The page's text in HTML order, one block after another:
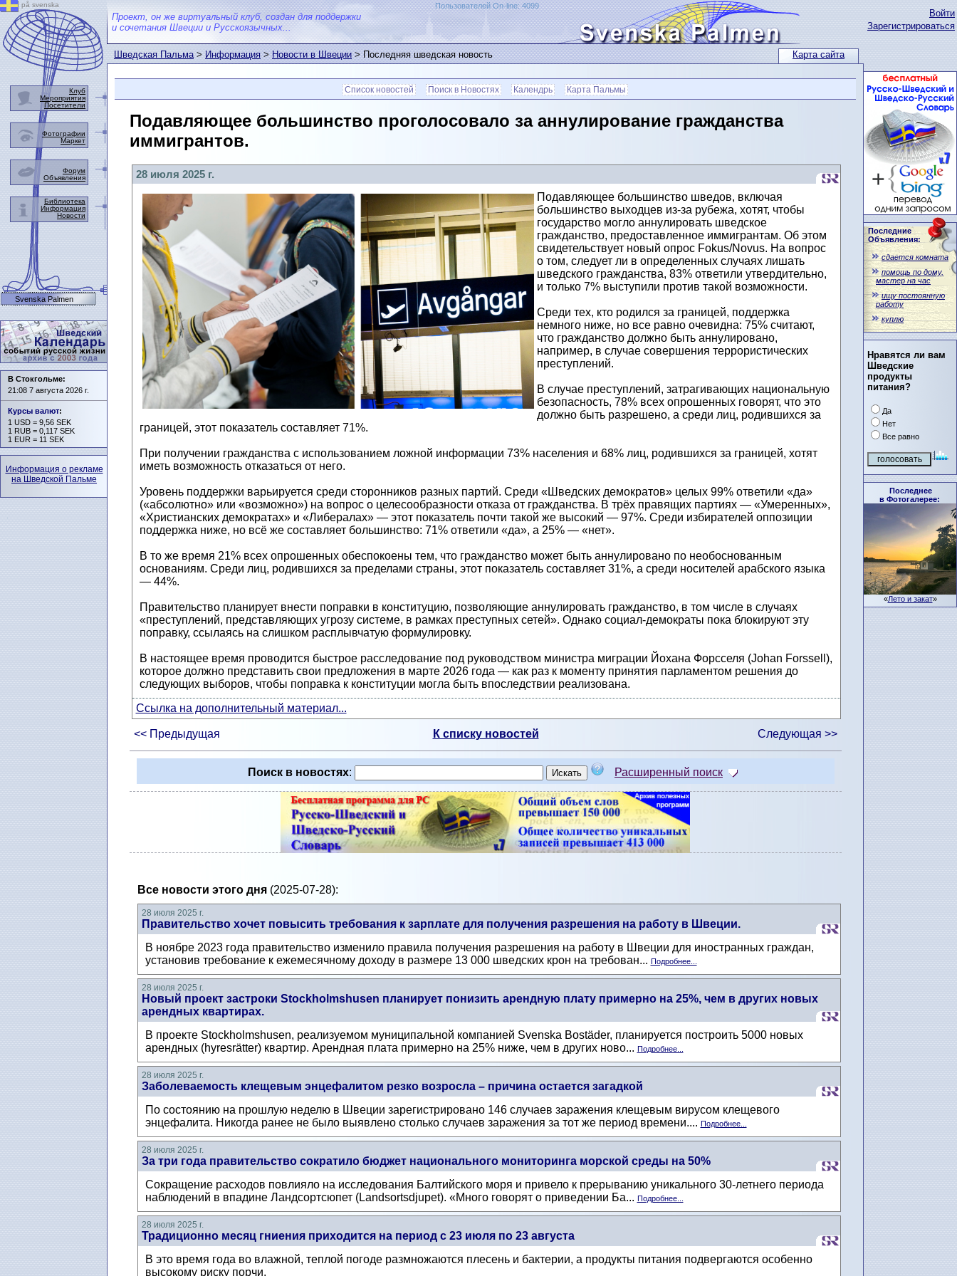
Карта сайта
Войти
Зарегистрироваться
Последние
Объявления:
сдается комната
помощь по дому,
мастер на час
ищу постоянную
работу
куплю
Нравятся ли вам
Шведские
продукты
питания?
Да
Нет
Все равно
Последнее
в Фотогалерее:
«Лето и закат»
Проект, он же виртуальный клуб, создан для поддержки
и сочетания Швеции и Русскоязычных...
Пользователей On-line: 4099
Шведская Пальма>Информация>Новости в Швеции> Последняя шведская новость
Список новостей Поиск в Новостях Календрь Карта Пальмы
Подавляющее большинство проголосовало за аннулирование гражданства
иммигрантов.
28 июля 2025 г.
Подавляющее большинство шведов, включая
большинство выходцев из-за рубежа, хотят, чтобы
государство могло аннулировать шведское
гражданство, предоставленное иммигрантам. Об этом
свидетельствует новый опрос Fokus/Novus. На вопрос
о том, следует ли в определенных случаях лишать
шведского гражданства, 83% ответили утвердительно,
и только 7% выступили против такой возможности.
Среди тех, кто родился за границей, поддержка
немного ниже, но все равно очевидна: 75% считают,
что гражданство должно быть аннулировано,
например, в случае совершения террористических
преступлений.
В случае преступлений, затрагивающих национальную
безопасность, 78% всех опрошенных говорят, что это
должно быть разрешено, а среди лиц, родившихся за
границей, этот показатель составляет 71%.
При получении гражданства с использованием ложной информации 73% населения и 68% лиц, родившихся за границей, хотят
иметь возможность отказаться от него.
Уровень поддержки варьируется среди сторонников разных партий. Среди «Шведских демократов» целых 99% ответили «да»
(«абсолютно» или «возможно») на вопрос о целесообразности отказа от гражданства. В трёх правящих партиях — «Умеренных»,
«Христианских демократах» и «Либералах» — этот показатель почти такой же высокий — 97%. Среди избирателей оппозиции
поддержка ниже, но всё же составляет большинство: 71% ответили «да», а 25% — «нет».
В то же время 21% всех опрошенных обеспокоены тем, что гражданство может быть аннулировано по необоснованным
основаниям. Среди лиц, родившихся за пределами страны, этот показатель составляет 31%, а среди носителей арабского языка
— 44%.
Правительство планирует внести поправки в конституцию, позволяющие аннулировать гражданство, в том числе в случаях
«преступлений, представляющих угрозу системе, в рамках преступных сетей». Однако социал-демократы пока блокируют эту
поправку, ссылаясь на слишком расплывчатую формулировку.
В настоящее время проводится быстрое расследование под руководством министра миграции Йохана Форсселя (Johan Forssell),
которое должно представить свои предложения в марте 2026 года — как раз к моменту принятия парламентом решения до
следующих выборов, чтобы поправка к конституции могла быть впоследствии реализована.
Ссылка на дополнительный материал...
<< Предыдущая К списку новостей Следующая >>
Поиск в новостях: Расширенный поиск
Все новости этого дня(2025-07-28):
28 июля 2025 г.
Правительство хочет повысить требования к зарплате для получения разрешения на работу в Швеции.
В ноябре 2023 года правительство изменило правила получения разрешения на работу в Швеции для иностранных граждан,
установив требование к ежемесячному доходу в размере 13 000 шведских крон на требован... Подробнее...
28 июля 2025 г.
Новый проект застроки Stockholmshusen планирует понизить арендную плату примерно на 25%, чем в других новых
арендных квартирах.
В проекте Stockholmshusen, реализуемом муниципальной компанией Svenska Bostäder, планируется построить 5000 новых
арендных (hyresrätter) квартир. Арендная плата примерно на 25% ниже, чем в других ново... Подробнее...
28 июля 2025 г.
Заболеваемость клещевым энцефалитом резко возросла – причина остается загадкой
По состоянию на прошлую неделю в Швеции зарегистрировано 146 случаев заражения клещевым вирусом клещевого
энцефалита. Никогда ранее не было выявлено столько случаев заражения за тот же период времени.... Подробнее...
28 июля 2025 г.
За три года правительство сократило бюджет национального мониторинга морской среды на 50%
Сокращение расходов повлияло на исследования Балтийского моря и привело к прерыванию уникального 30-летнего периода
наблюдений в впадине Ландсортсюпет (Landsortsdjupet). «Много говорят о приведении Ба... Подробнее...
28 июля 2025 г.
Традиционно месяц гниения приходится на период с 23 июля по 23 августа
В это время года во влажной, теплой погоде размножаются плесень и бактерии, а продукты питания подвергаются особенно
высокому риску порчи.
på svenska
Клуб
Мероприятия
Посетители
Фотографии
Маркет
Форум
Объявления
Библиотека
Информация
Новости
Svenska Palmen
В Стокгольме:
21:08 7 августа 2026 г.
Курсы валют:
1 USD = 9,56 SEK
1 RUB = 0,117 SEK
1 EUR = 11 SEK
Информация о рекламе
на Шведской Пальме